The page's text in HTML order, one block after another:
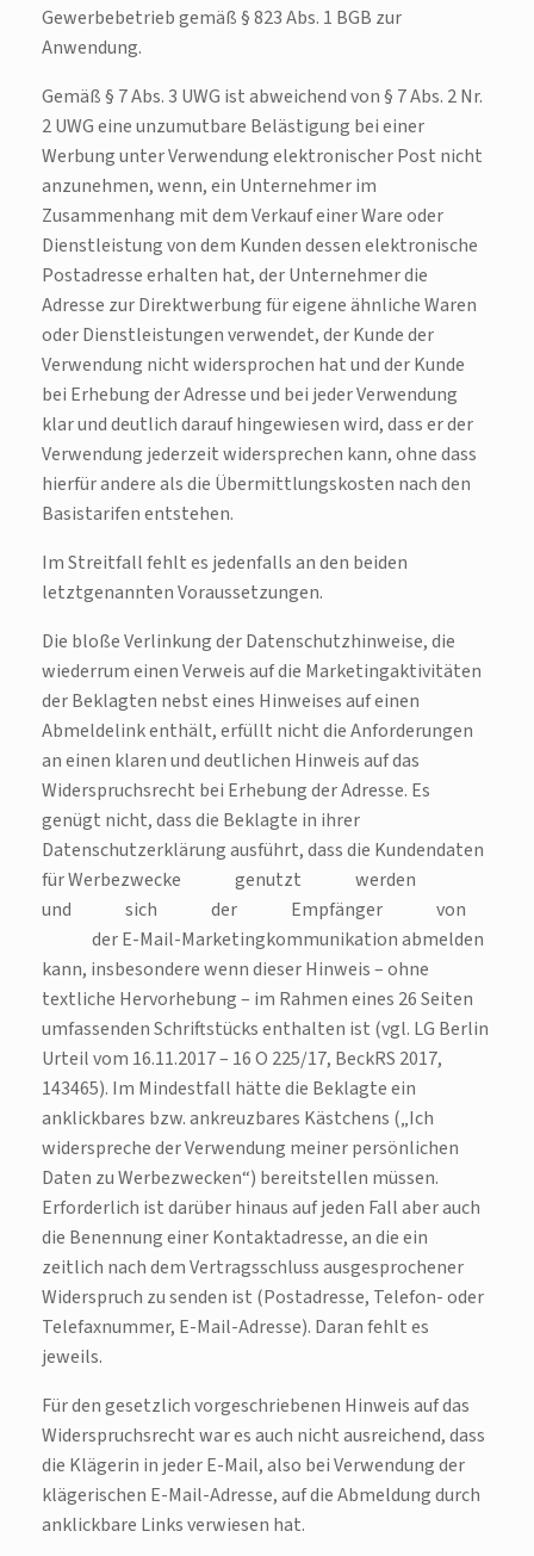
Gewerbebetrieb gemäß § 823 Abs. 1 BGB zur
Anwendung.
Gemäß § 7 Abs. 3 UWG ist abweichend von § 7 Abs. 2 Nr.
2 UWG eine unzumutbare Belästigung bei einer
Werbung unter Verwendung elektronischer Post nicht
anzunehmen, wenn, ein Unternehmer im
Zusammenhang mit dem Verkauf einer Ware oder
Dienstleistung von dem Kunden dessen elektronische
Postadresse erhalten hat, der Unternehmer die
Adresse zur Direktwerbung für eigene ähnliche Waren
oder Dienstleistungen verwendet, der Kunde der
Verwendung nicht widersprochen hat und der Kunde
bei Erhebung der Adresse und bei jeder Verwendung
klar und deutlich darauf hingewiesen wird, dass er der
Verwendung jederzeit widersprechen kann, ohne dass
hierfür andere als die Übermittlungskosten nach den
Basistarifen entstehen.
Im Streitfall fehlt es jedenfalls an den beiden
letztgenannten Voraussetzungen.
Die bloße Verlinkung der Datenschutzhinweise, die
wiederrum einen Verweis auf die Marketingaktivitäten
der Beklagten nebst eines Hinweises auf einen
Abmeldelink enthält, erfüllt nicht die Anforderungen
an einen klaren und deutlichen Hinweis auf das
Widerspruchsrecht bei Erhebung der Adresse. Es
genügt nicht, dass die Beklagte in ihrer
Datenschutzerklärung ausführt, dass die Kundendaten
für Werbezwecke genutzt werden
und sich der Empfänger von
der E-Mail-Marketingkommunikation abmelden
kann, insbesondere wenn dieser Hinweis – ohne
textliche Hervorhebung – im Rahmen eines 26 Seiten
umfassenden Schriftstücks enthalten ist (vgl. LG Berlin
Urteil vom 16.11.2017 – 16 O 225/17, BeckRS 2017,
143465). Im Mindestfall hätte die Beklagte ein
anklickbares bzw. ankreuzbares Kästchens („Ich
widerspreche der Verwendung meiner persönlichen
Daten zu Werbezwecken“) bereitstellen müssen.
Erforderlich ist darüber hinaus auf jeden Fall aber auch
die Benennung einer Kontaktadresse, an die ein
zeitlich nach dem Vertragsschluss ausgesprochener
Widerspruch zu senden ist (Postadresse, Telefon- oder
Telefaxnummer, E-Mail-Adresse). Daran fehlt es
jeweils.
Für den gesetzlich vorgeschriebenen Hinweis auf das
Widerspruchsrecht war es auch nicht ausreichend, dass
die Klägerin in jeder E-Mail, also bei Verwendung der
klägerischen E-Mail-Adresse, auf die Abmeldung durch
anklickbare Links verwiesen hat.